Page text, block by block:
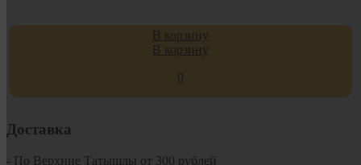
В корзину
В корзину
0
Доставка
- По Верхние Татышлы от 300 рублей